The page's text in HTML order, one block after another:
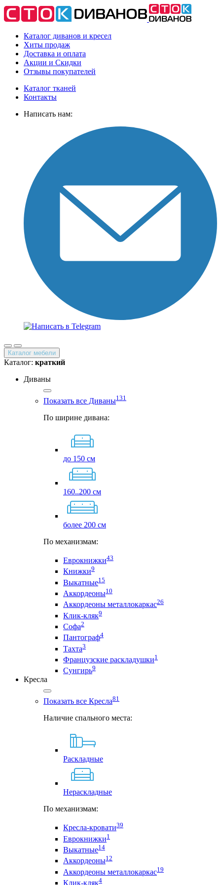
Каталог диванов и кресел
Хиты продаж
Доставка и оплата
Акции и Скидки
Отзывы покупателей
Каталог тканей
Контакты
Написать нам:
Каталог мебели
Каталог: краткий
Диваны
Показать все Диваны131
По ширине дивана:
до 150 см
160..200 см
более 200 см
По механизмам:
Еврокнижки43
Книжки9
Выкатные15
Аккордеоны10
Аккордеоны металлокаркас26
Клик-кляк9
Софа2
Пантограф4
Тахта3
Французские раскладушки1
Сунгирь9
Кресла
Показать все Кресла81
Наличие спального места:
Раскладные
Нераскладные
По механизмам:
Кресла-кровати39
Еврокнижки1
Выкатные14
Аккордеоны12
Аккордеоны металлокаркас19
Клик-кляк4